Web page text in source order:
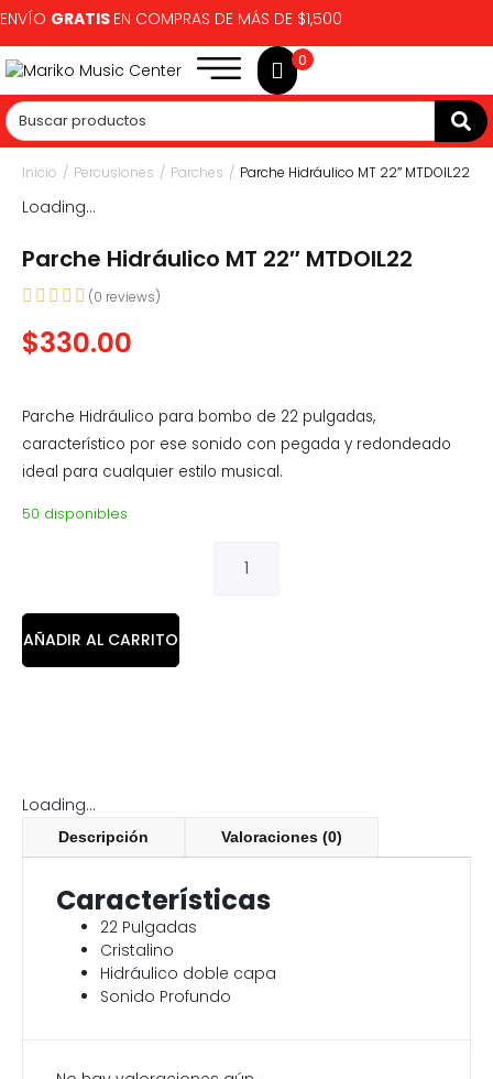
ENVÍO GRATIS EN COMPRAS DE MÁS DE $1,500
0
Inicio / Percusiones / Parches / Parche Hidráulico MT 22″ MTDOIL22
Loading...
Parche Hidráulico MT 22″ MTDOIL22
(0 reviews)
$330.00
Parche Hidráulico para bombo de 22 pulgadas,
característico por ese sonido con pegada y redondeado
ideal para cualquier estilo musical.
50 disponibles
AÑADIR AL CARRITO
Loading...
Descripción Valoraciones (0)
Características
22 Pulgadas
Cristalino
Hidráulico doble capa
Sonido Profundo